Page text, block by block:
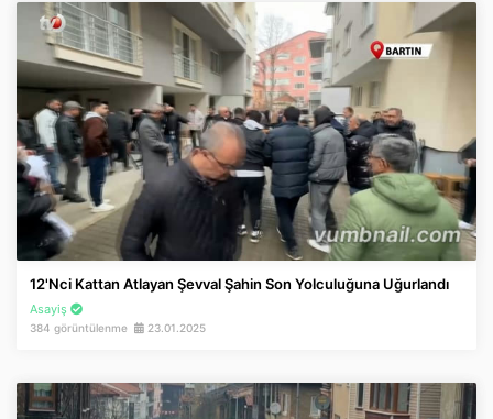
12'nci Kattan Atlayan Şevval Şahin Son Yolculuğuna Uğurlandı
Asayiş
384 görüntülenme 23.01.2025